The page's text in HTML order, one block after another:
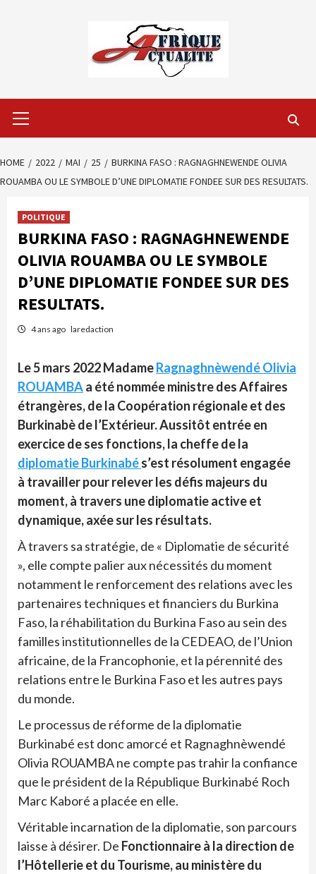
Menu
HOME 2022 MAI 25
BURKINA FASO : RAGNAGHNEWENDE OLIVIA
ROUAMBA OU LE SYMBOLE D’UNE DIPLOMATIE FONDEE SUR DES RESULTATS.
POLITIQUE
BURKINA FASO : RAGNAGHNEWENDE
OLIVIA ROUAMBA OU LE SYMBOLE
D’UNE DIPLOMATIE FONDEE SUR DES
RESULTATS.
4 ans ago laredaction
Le 5 mars 2022 MadameRagnaghnèwendé Olivia
ROUAMBAa été nommée ministre des Affaires
étrangères, de la Coopération régionale et des
Burkinabè de l’Extérieur. Aussitôt entrée en
exercice de ses fonctions, la cheffe de la
diplomatie Burkinabés’est résolument engagée
à travailler pour relever les défis majeurs du
moment, à travers une diplomatie active et
dynamique, axée sur les résultats.
À travers sa stratégie, de « Diplomatie de sécurité
», elle compte palier aux nécessités du moment
notamment le renforcement des relations avec les
partenaires techniques et financiers du Burkina
Faso, la réhabilitation du Burkina Faso au sein des
familles institutionnelles de la CEDEAO, de l’Union
africaine, de la Francophonie, et la pérennité des
relations entre le Burkina Faso et les autres pays
du monde.
Le processus de réforme de la diplomatie
Burkinabé est donc amorcé et Ragnaghnèwendé
Olivia ROUAMBA ne compte pas trahir la confiance
que le président de la République Burkinabé Roch
Marc Kaboré a placée en elle.
Véritable incarnation de la diplomatie, son parcours
laisse à désirer. De Fonctionnaire à la direction de
l’Hôtellerie et du Tourisme, au ministère du